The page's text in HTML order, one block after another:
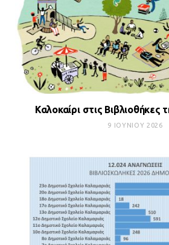
Καλοκαίρι στις Βιβλιοθήκες
9 ΙΟΥΝΊΟΥ 2026